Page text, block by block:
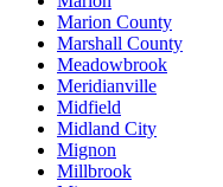
Marion County
Marshall County
Meadowbrook
Meridianville
Midfield
Midland City
Mignon
Millbrook